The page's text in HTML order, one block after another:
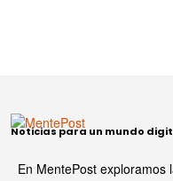
Noticias para un mundo
En MentePost exploramos